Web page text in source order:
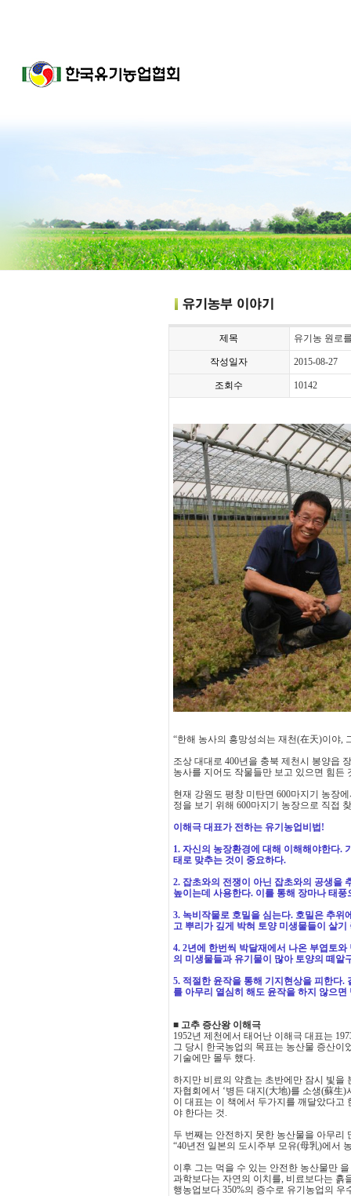
제목 유기농 원로
작성일자 2015-08-27
조회수 10142
“한해 농사의 흥망성쇠는 재천(在天)이야,
조상 대대로 400년을 충북 제천시 봉양읍
농사를 지어도 작물들만 보고 있으면 힘든
현재 강원도 평창 미탄면 600마지기 농장
정을 보기 위해 600마지기 농장으로 직접
이해극 대표가 전하는 유기농업비법!
1. 자신의 농장환경에 대해 이해해야한다.
태로 맞추는 것이 중요하다.
2. 잡초와의 전쟁이 아닌 잡초와의 공생을
높이는데 사용한다. 이를 통해 장마나 태
3. 녹비작물로 호밀을 심는다. 호밀은 추
고 뿌리가 깊게 박혀 토양 미생물들이 살
4. 2년에 한번씩 박달재에서 나온 부엽토
의 미생물들과 유기물이 많아 토양의 떼
5. 적절한 윤작을 통해 기지현상을 피한다.
를 아무리 열심히 해도 윤작을 하지 않으
■ 고추 증산왕 이해극
1952년 제천에서 태어난 이해극 대표는
그 당시 한국농업의 목표는 농산물 증산이
기술에만 몰두 했다.
하지만 비료의 약효는 초반에만 잠시 빛을
자협회에서 ‘병든 대지(大地)를 소생(蘇生
이 대표는 이 책에서 두가지를 깨달았다고
야 한다는 것.
두 번째는 안전하지 못한 농산물을 아무리
“40년전 일본의 도시주부 모유(母乳)에서
이후 그는 먹을 수 있는 안전한 농산물만
과학보다는 자연의 이치를, 비료보다는 흙
행농업보다 350%의 증수로 유기농업의 우